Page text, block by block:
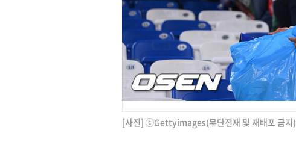
[사진] ⓒGettyimages(무단전재 및 재배포 금지)